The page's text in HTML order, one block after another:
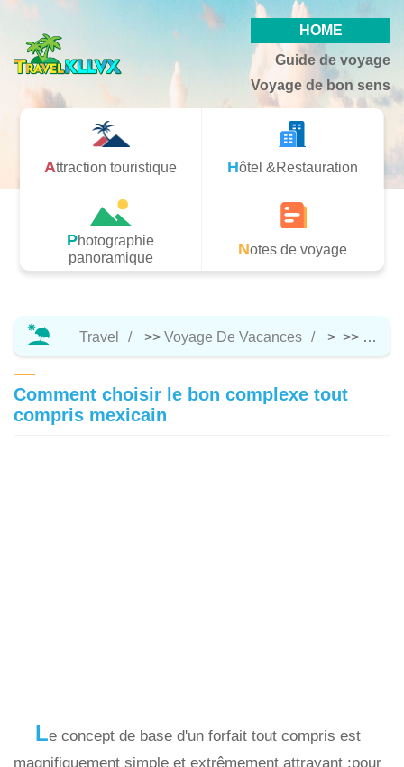
HOME
Guide de voyage
Voyage de bon sens
Attraction touristique Hôtel &Restauration
Photographie
panoramique
Notes de voyage
Travel >> Voyage De Vacances > >>
Comment choisir le bon complexe tout
compris mexicain
Le concept de base d'un forfait tout compris est
magnifiquement simple et extrêmement attrayant :pour